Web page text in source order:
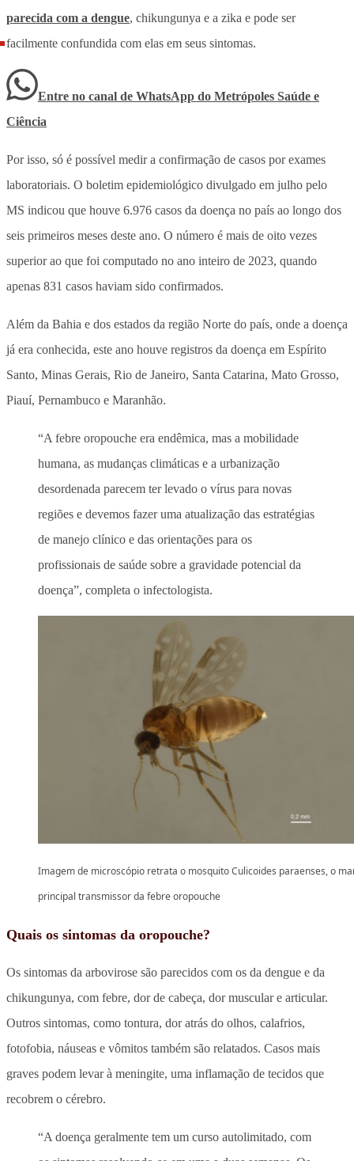
parecida com a dengue, chikungunya e a zika e pode ser
facilmente confundida com elas em seus sintomas.
Entre no canal de WhatsApp do Metrópoles Saúde e
Ciência
Por isso, só é possível medir a confirmação de casos por exames
laboratoriais. O boletim epidemiológico divulgado em julho pelo
MS indicou que houve 6.976 casos da doença no país ao longo dos
seis primeiros meses deste ano. O número é mais de oito vezes
superior ao que foi computado no ano inteiro de 2023, quando
apenas 831 casos haviam sido confirmados.
Além da Bahia e dos estados da região Norte do país, onde a doença
já era conhecida, este ano houve registros da doença em Espírito
Santo, Minas Gerais, Rio de Janeiro, Santa Catarina, Mato Grosso,
Piauí, Pernambuco e Maranhão.
“A febre oropouche era endêmica, mas a mobilidade
humana, as mudanças climáticas e a urbanização
desordenada parecem ter levado o vírus para novas
regiões e devemos fazer uma atualização das estratégias
de manejo clínico e das orientações para os
profissionais de saúde sobre a gravidade potencial da
doença”, completa o infectologista.
Imagem de microscópio retrata o mosquito Culicoides paraenses, o
principal transmissor da febre oropouche
Quais os sintomas da oropouche?
Os sintomas da arbovirose são parecidos com os da dengue e da
chikungunya, com febre, dor de cabeça, dor muscular e articular.
Outros sintomas, como tontura, dor atrás do olhos, calafrios,
fotofobia, náuseas e vômitos também são relatados. Casos mais
graves podem levar à meningite, uma inflamação de tecidos que
recobrem o cérebro.
“A doença geralmente tem um curso autolimitado, com